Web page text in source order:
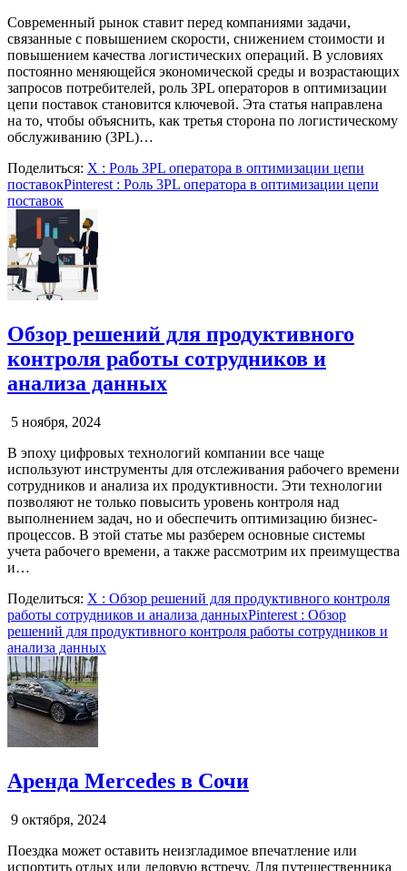
Современный рынок ставит перед компаниями задачи,
связанные с повышением скорости, снижением стоимости и
повышением качества логистических операций. В условиях
постоянно меняющейся экономической среды и возрастающих
запросов потребителей, роль 3PL операторов в оптимизации
цепи поставок становится ключевой. Эта статья направлена
на то, чтобы объяснить, как третья сторона по логистическому
обслуживанию (3PL)…
Поделиться: X : Роль 3PL оператора в оптимизации цепи
поставокPinterest : Роль 3PL оператора в оптимизации цепи
поставок
Обзор решений для продуктивного
контроля работы сотрудников и
анализа данных
5 ноября, 2024
В эпоху цифровых технологий компании все чаще
используют инструменты для отслеживания рабочего времени
сотрудников и анализа их продуктивности. Эти технологии
позволяют не только повысить уровень контроля над
выполнением задач, но и обеспечить оптимизацию бизнес-
процессов. В этой статье мы разберем основные системы
учета рабочего времени, а также рассмотрим их преимущества
и…
Поделиться: X : Обзор решений для продуктивного контроля
работы сотрудников и анализа данныхPinterest : Обзор
решений для продуктивного контроля работы сотрудников и
анализа данных
Аренда Mercedes в Сочи
9 октября, 2024
Поездка может оставить неизгладимое впечатление или
испортить отдых или деловую встречу. Для путешественника